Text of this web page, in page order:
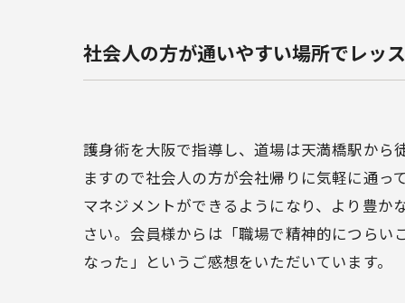
社会人の方が通いやすい場所でレッ
護身術を大阪で指導し、道場は天満橋駅から
ますので社会人の方が会社帰りに気軽に通っ
マネジメントができるようになり、より豊か
さい。会員様からは「職場で精神的につらい
なった」というご感想をいただいています。